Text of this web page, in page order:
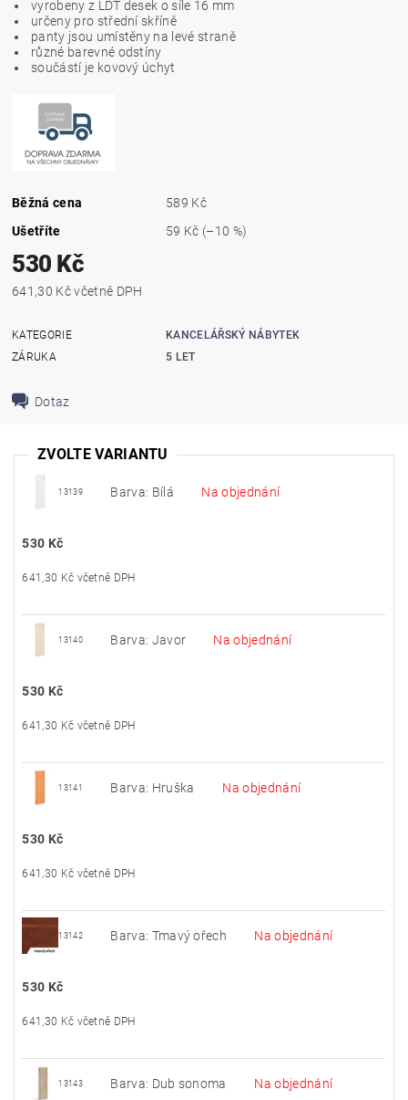
vyrobeny z LDT desek o síle 16 mm
určeny pro střední skříně
panty jsou umístěny na levé straně
různé barevné odstíny
součástí je kovový úchyt
Běžná cena
589 Kč
Ušetříte
59 Kč (–10 %)
530 Kč
641,30 Kč včetně DPH
KATEGORIE
KANCELÁŘSKÝ NÁBYTEK
ZÁRUKA
5 LET
Dotaz
ZVOLTE VARIANTU
13139 Barva: Bílá Na objednání
530 Kč
641,30 Kč včetně DPH
13140 Barva: Javor Na objednání
530 Kč
641,30 Kč včetně DPH
13141 Barva: Hruška Na objednání
530 Kč
641,30 Kč včetně DPH
13142 Barva: Tmavý ořech Na objednání
530 Kč
641,30 Kč včetně DPH
13143 Barva: Dub sonoma Na objednání